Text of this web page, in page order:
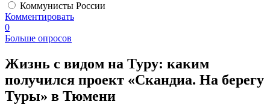
Коммунисты России
Комментировать
0
Больше опросов
​Жизнь с видом на Туру: каким
получился проект «Скандиа. На берегу
Туры» в Тюмени